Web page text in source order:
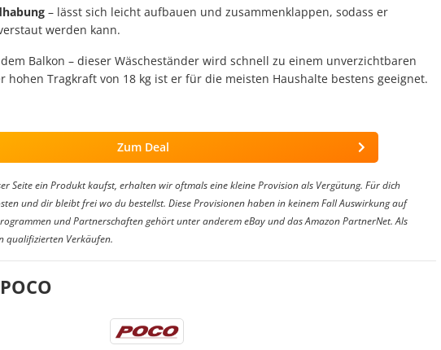
– lässt sich leicht aufbauen und zusammenklappen, sodass er
werden kann.
Balkon – dieser Wäscheständer wird schnell zu einem unverzichtbaren
hohen Tragkraft von 18 kg ist er für die meisten Haushalte bestens geeignet.
Zum Deal
Seite ein Produkt kaufst, erhalten wir oftmals eine kleine Provision als Vergütung. Für dich
und dir bleibt frei wo du bestellst. Diese Provisionen haben in keinem Fall Auswirkung auf
und Partnerschaften gehört unter anderem eBay und das Amazon PartnerNet. Als
qualifizierten Verkäufen.